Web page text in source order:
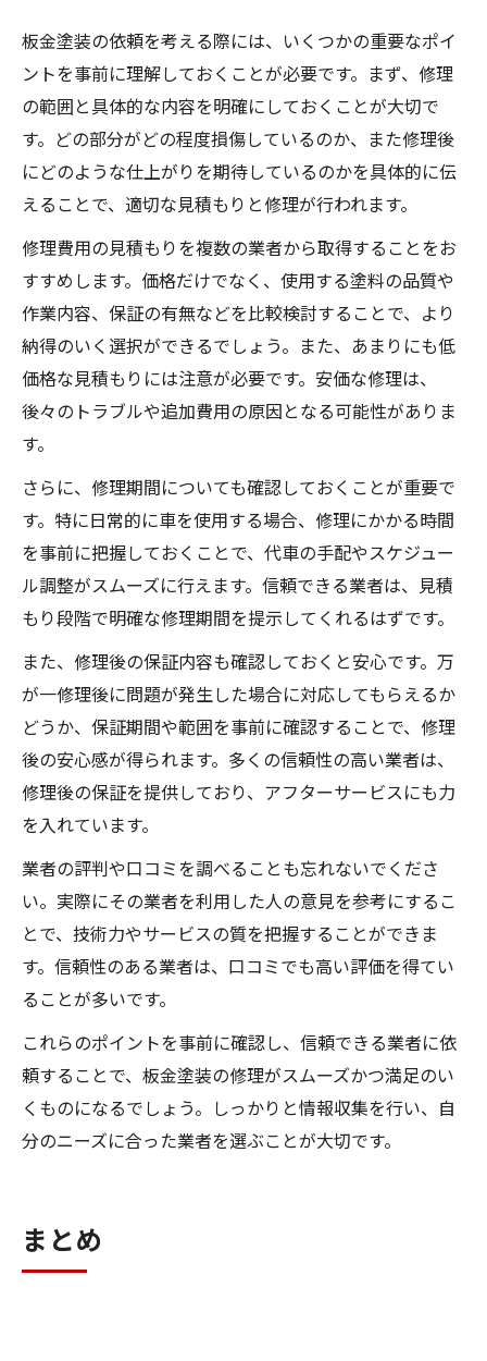
板金塗装の依頼を考える際には、いくつかの重要なポイ
ントを事前に理解しておくことが必要です。まず、修理
の範囲と具体的な内容を明確にしておくことが大切で
す。どの部分がどの程度損傷しているのか、また修理後
にどのような仕上がりを期待しているのかを具体的に伝
えることで、適切な見積もりと修理が行われます。
修理費用の見積もりを複数の業者から取得することをお
すすめします。価格だけでなく、使用する塗料の品質や
作業内容、保証の有無などを比較検討することで、より
納得のいく選択ができるでしょう。また、あまりにも低
価格な見積もりには注意が必要です。安価な修理は、
後々のトラブルや追加費用の原因となる可能性がありま
す。
さらに、修理期間についても確認しておくことが重要で
す。特に日常的に車を使用する場合、修理にかかる時間
を事前に把握しておくことで、代車の手配やスケジュー
ル調整がスムーズに行えます。信頼できる業者は、見積
もり段階で明確な修理期間を提示してくれるはずです。
また、修理後の保証内容も確認しておくと安心です。万
が一修理後に問題が発生した場合に対応してもらえるか
どうか、保証期間や範囲を事前に確認することで、修理
後の安心感が得られます。多くの信頼性の高い業者は、
修理後の保証を提供しており、アフターサービスにも力
を入れています。
業者の評判や口コミを調べることも忘れないでくださ
い。実際にその業者を利用した人の意見を参考にするこ
とで、技術力やサービスの質を把握することができま
す。信頼性のある業者は、口コミでも高い評価を得てい
ることが多いです。
これらのポイントを事前に確認し、信頼できる業者に依
頼することで、板金塗装の修理がスムーズかつ満足のい
くものになるでしょう。しっかりと情報収集を行い、自
分のニーズに合った業者を選ぶことが大切です。
まとめ